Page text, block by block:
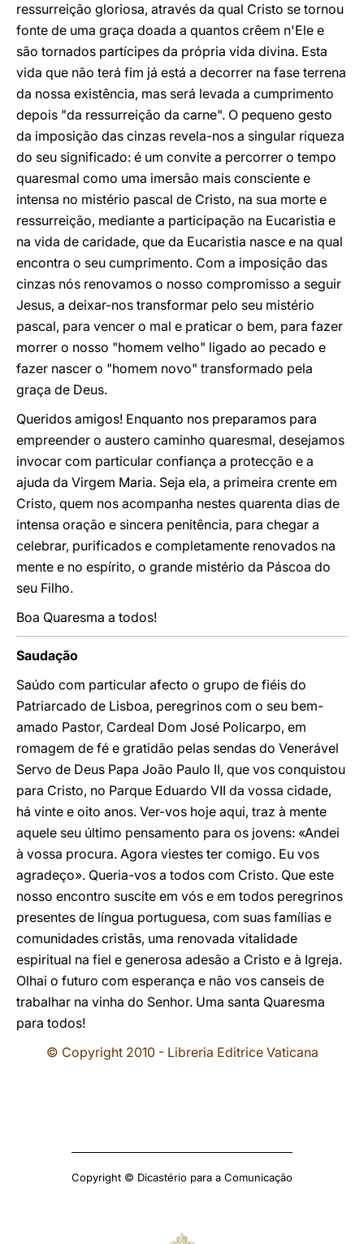
ressurreição gloriosa, através da qual Cristo se tornou
fonte de uma graça doada a quantos crêem n'Ele e
são tornados partícipes da própria vida divina. Esta
vida que não terá fim já está a decorrer na fase terrena
da nossa existência, mas será levada a cumprimento
depois "da ressurreição da carne". O pequeno gesto
da imposição das cinzas revela-nos a singular riqueza
do seu significado: é um convite a percorrer o tempo
quaresmal como uma imersão mais consciente e
intensa no mistério pascal de Cristo, na sua morte e
ressurreição, mediante a participação na Eucaristia e
na vida de caridade, que da Eucaristia nasce e na qual
encontra o seu cumprimento. Com a imposição das
cinzas nós renovamos o nosso compromisso a seguir
Jesus, a deixar-nos transformar pelo seu mistério
pascal, para vencer o mal e praticar o bem, para fazer
morrer o nosso "homem velho" ligado ao pecado e
fazer nascer o "homem novo" transformado pela
graça de Deus.
Queridos amigos! Enquanto nos preparamos para
empreender o austero caminho quaresmal, desejamos
invocar com particular confiança a protecção e a
ajuda da Virgem Maria. Seja ela, a primeira crente em
Cristo, quem nos acompanha nestes quarenta dias de
intensa oração e sincera penitência, para chegar a
celebrar, purificados e completamente renovados na
mente e no espírito, o grande mistério da Páscoa do
seu Filho.
Boa Quaresma a todos!
Saudação
Saúdo com particular afecto o grupo de fiéis do
Patriarcado de Lisboa, peregrinos com o seu bem-
amado Pastor, Cardeal Dom José Policarpo, em
romagem de fé e gratidão pelas sendas do Venerável
Servo de Deus Papa João Paulo II, que vos conquistou
para Cristo, no Parque Eduardo VII da vossa cidade,
há vinte e oito anos. Ver-vos hoje aqui, traz à mente
aquele seu último pensamento para os jovens: «Andei
à vossa procura. Agora viestes ter comigo. Eu vos
agradeço». Queria-vos a todos com Cristo. Que este
nosso encontro suscite em vós e em todos peregrinos
presentes de língua portuguesa, com suas famílias e
comunidades cristãs, uma renovada vitalidade
espiritual na fiel e generosa adesão a Cristo e à Igreja.
Olhai o futuro com esperança e não vos canseis de
trabalhar na vinha do Senhor. Uma santa Quaresma
para todos!
© Copyright 2010 - Libreria Editrice Vaticana
Copyright © Dicastério para a Comunicação